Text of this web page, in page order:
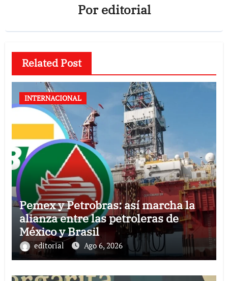
Poreditorial
Related Post
INTERNACIONAL
Pemex y Petrobras: así marcha la
alianza entre las petroleras de
México y Brasil
editorial Ago 6, 2026